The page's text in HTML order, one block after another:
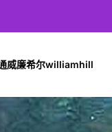
威廉希尔williamhill